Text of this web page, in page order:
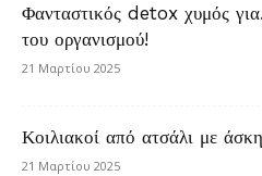
Φανταστικός detox χυμός
του οργανισμού!
21 Μαρτίου 2025
Κοιλιακοί από ατσάλι με
21 Μαρτίου 2025